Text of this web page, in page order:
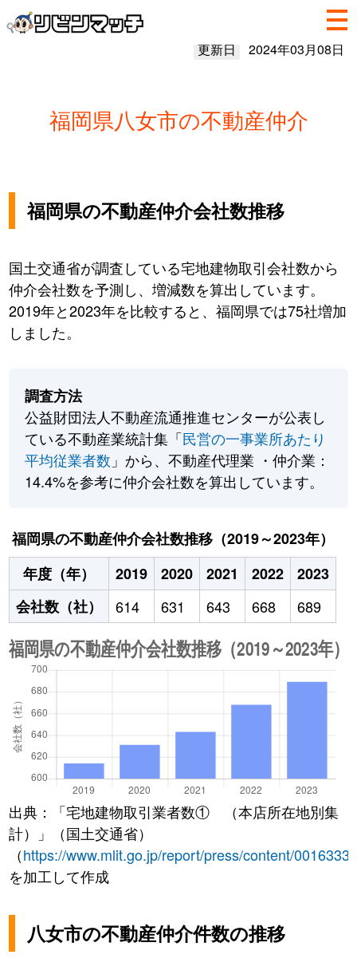
更新日 2024年03月08日
福岡県八女市の不動産仲介
福岡県の不動産仲介会社数推移
国土交通省が調査している宅地建物取引会社数から
仲介会社数を予測し、増減数を算出しています。
2019年と2023年を比較すると、福岡県では75社増加
しました。
調査方法
公益財団法人不動産流通推進センターが公表し
ている不動産業統計集「民営の一事業所あたり
平均従業者数 」から、不動産代理業 ・仲介業：
14.4%を参考に仲介会社数を算出しています。
福岡県の不動産仲介会社数推移（2019～2023年）
年度（年）
2019 2020 2021 2022
2023
会社数（社）
614 631 643 668 689
出典：「宅地建物取引業者数① （本店所在地別集
計）」（国土交通省）
（https://www.mlit.go.jp/report/press/content/
を加工して作成
八女市の不動産仲介件数の推移